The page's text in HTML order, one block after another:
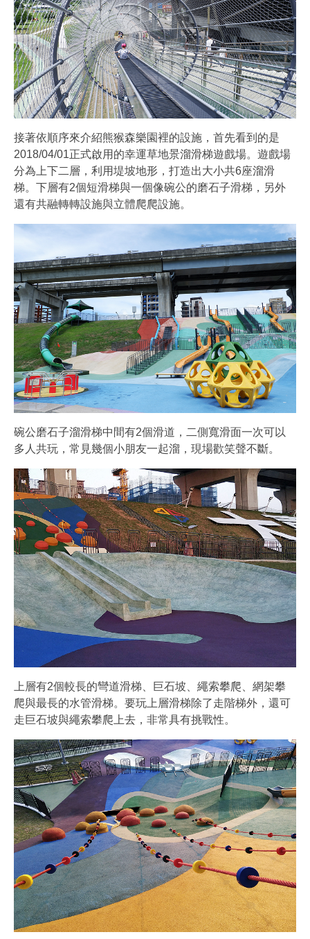
接著依順序來介紹熊猴森樂園裡的設施，首先看到的是
2018/04/01正式啟用的幸運草地景溜滑梯遊戲場。遊戲場
分為上下二層，利用堤坡地形，打造出大小共6座溜滑
梯。下層有2個短滑梯與一個像碗公的磨石子滑梯，另外
還有共融轉轉設施與立體爬爬設施。
碗公磨石子溜滑梯中間有2個滑道，二側寬滑面一次可以
多人共玩，常見幾個小朋友一起溜，現場歡笑聲不斷。
上層有2個較長的彎道滑梯、巨石坡、繩索攀爬、網架攀
爬與最長的水管滑梯。要玩上層滑梯除了走階梯外，還可
走巨石坡與繩索攀爬上去，非常具有挑戰性。